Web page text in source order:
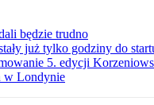
będzie trudno
już tylko godziny do
5. edycji
w Londynie